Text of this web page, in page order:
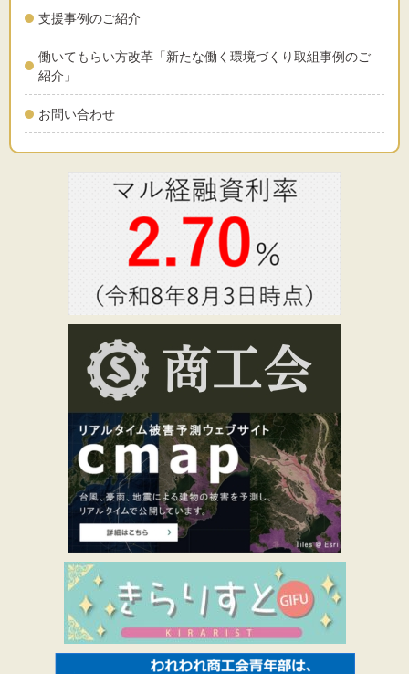
支援事例のご紹介
働いてもらい方改革「新たな働く環境づくり取組事例のご
紹介」
お問い合わせ